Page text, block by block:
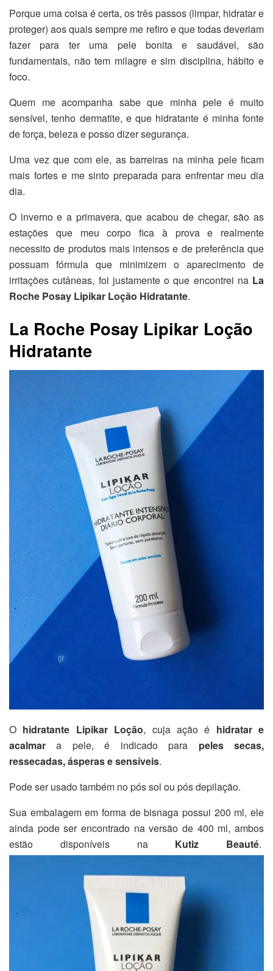
Porque uma coisa é certa, os três passos (limpar, hidratar e
proteger) aos quais sempre me refiro e que todas deveriam
fazer para ter uma pele bonita e saudável, são
fundamentais, não tem milagre e sim disciplina, hábito e
foco.
Quem me acompanha sabe que minha pele é muito
sensível, tenho dermatite, e que hidratante é minha fonte
de força, beleza e posso dizer segurança.
Uma vez que com ele, as barreiras na minha pele ficam
mais fortes e me sinto preparada para enfrentar meu dia
dia.
O inverno e a primavera, que acabou de chegar, são as
estações que meu corpo fica à prova e realmente
necessito de produtos mais intensos e de preferência que
possuam fórmula que minimizem o aparecimento de
irritações cutâneas, foi justamente o que encontrei na La
Roche Posay Lipikar Loção Hidratante.
La Roche Posay Lipikar Loção
Hidratante
O hidratante Lipikar Loção, cuja ação é hidratar e
acalmar a pele, é indicado para peles secas,
ressecadas, ásperas e sensíveis.
Pode ser usado também no pós sol ou pós depilação.
Sua embalagem em forma de bisnaga possui 200 ml, ele
ainda pode ser encontrado na versão de 400 ml, ambos
estão disponíveis na Kutiz Beauté.